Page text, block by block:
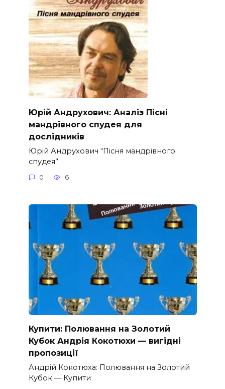
Юрій Андрухович: Аналіз Пісні
мандрівного спудея для
дослідників
Юрій Андрухович “Пісня мандрівного
спудея”
0 6
Купити: Полювання на Золотий
Кубок Андрія Кокотюхи — вигідні
пропозиції
Андрій Кокотюха: Полювання на Золотий
Кубок — Купити